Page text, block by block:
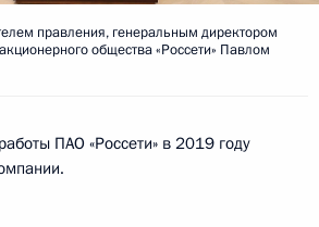
правления, генеральным директором
общества «Россети» Павлом
ПАО «Россети» в 2019 году